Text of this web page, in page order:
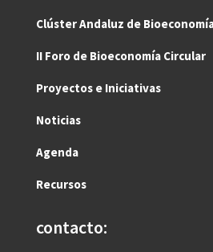
Clúster Andaluz de
II Foro de Bioeconomía Circular
Proyectos e Iniciativas
Noticias
Agenda
Recursos
contacto: